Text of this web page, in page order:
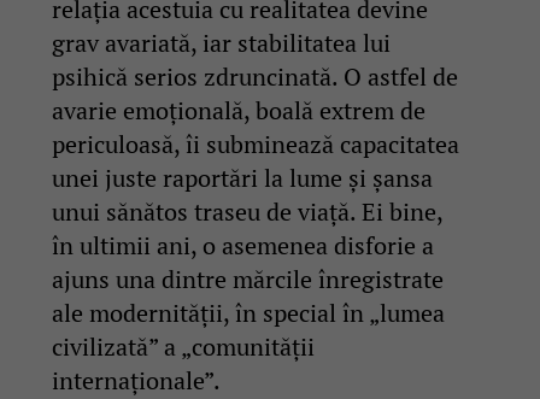
relația acestuia cu realitatea devine
grav avariată, iar stabilitatea lui
psihică serios zdruncinată. O astfel de
avarie emoțională, boală extrem de
periculoasă, îi subminează capacitatea
unei juste raportări la lume și șansa
unui sănătos traseu de viață. Ei bine,
în ultimii ani, o asemenea disforie a
ajuns una dintre mărcile înregistrate
ale modernității, în special în „lumea
civilizată” a „comunității
internaționale”.